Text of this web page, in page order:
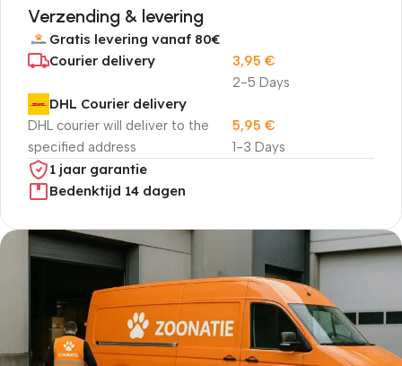
Verzending & levering
Gratis levering vanaf 80€
Courier delivery
2-5 Days
3,95 €
DHL Courier delivery
DHL courier will deliver to the
specified address
1-3 Days
5,95 €
1 jaar garantie
Bedenktijd 14 dagen